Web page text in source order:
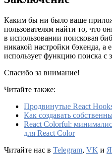
Каким бы ни было ваше
пользователям найти то, что
в использовании поисковая
никакой настройки бэкенда, а
использует функцию поиска с
Спасибо за внимание!
Читайте также:
Продвинутые React
Как создавать
React Colorful:
для React Color
Читайте нас в Telegram, VK и